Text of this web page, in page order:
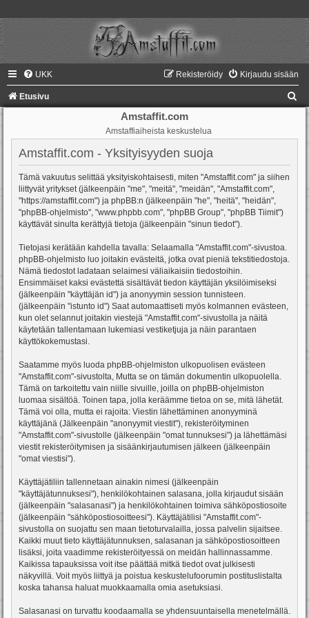
UKK Kirjaudu sisään
Rekisteröidy
Etusivu
Amstaffit.com
Amstaffiaiheista keskustelua
Amstaffit.com - Yksityisyyden suoja
Tämä vakuutus selittää yksityiskohtaisesti, miten "Amstaffit.com" ja siihen
liittyvät yritykset (jälkeenpäin "me", "meitä", "meidän", "Amstaffit.com",
"https://amstaffit.com") ja phpBB:n (jälkeenpäin "he", "heitä", "heidän",
"phpBB-ohjelmisto", "www.phpbb.com", "phpBB Group", "phpBB Tiimit")
käyttävät sinulta kerättyjä tietoja (jälkeenpäin "sinun tiedot").
Tietojasi kerätään kahdella tavalla: Selaamalla "Amstaffit.com"-sivustoa.
phpBB-ohjelmisto luo joitakin evästeitä, jotka ovat pieniä tekstitiedostoja.
Nämä tiedostot ladataan selaimesi väliaikaisiin tiedostoihin.
Ensimmäiset kaksi evästettä sisältävät tiedon käyttäjän yksilöimiseksi
(jälkeenpäin "käyttäjän id") ja anonyymin session tunnisteen.
(jälkeenpäin "istunto id") Saat automaattiseti myös kolmannen evästeen,
kun olet selannut joitakin viestejä "Amstaffit.com"-sivustolla ja näitä
käytetään tallentamaan lukemiasi vestiketjuja ja näin parantaen
käyttökokemustasi.
Saatamme myös luoda phpBB-ohjelmiston ulkopuolisen evästeen
"Amstaffit.com"-sivustolta, Mutta se on tämän dokumentin ulkopuolella.
Tämä on tarkoitettu vain niille sivuille, joilla on phpBB-ohjelmiston
luomaa sisältöä. Toinen tapa, jolla keräämme tietoa on se, mitä lähetät.
Tämä voi olla, mutta ei rajoita: Viestin lähettäminen anonyyminä
käyttäjänä (Jälkeenpäin "anonyymit viestit"), rekisteröityminen
"Amstaffit.com"-sivustolle (jälkeenpäin "omat tunnuksesi") ja lähettämäsi
viestit rekisteröitymisen ja sisäänkirjautumisen jälkeen (jälkeenpäin
"omat viestisi").
Käyttäjätiliin tallennetaan ainakin nimesi (jälkeenpäin
"käyttäjätunnuksesi"), henkilökohtainen salasana, jolla kirjaudut sisään
(jälkeenpäin "salasanasi") ja henkilökohtainen toimiva sähköpostiosoite
(jälkeenpäin "sähköpostiosoitteesi"). Käyttäjätilisi "Amstaffit.com"-
sivustolla on suojattu sen maan tietoturvalailla, jossa palvelin sijaitsee.
Kaikki muut tieto käyttäjätunnuksen, salasanan ja sähköpostiosoitteen
lisäksi, joita vaadimme rekisteröityessä on meidän hallinnassamme.
Kaikissa tapauksissa voit itse päättää mitkä tiedot ovat julkisesti
näkyvillä. Voit myös liittyä ja poistua keskustelufoorumin postituslistalta
koska tahansa haluat muokkaamalla omia asetuksiasi.
Salasanasi on turvattu koodaamalla se yhdensuuntaisella menetelmällä.